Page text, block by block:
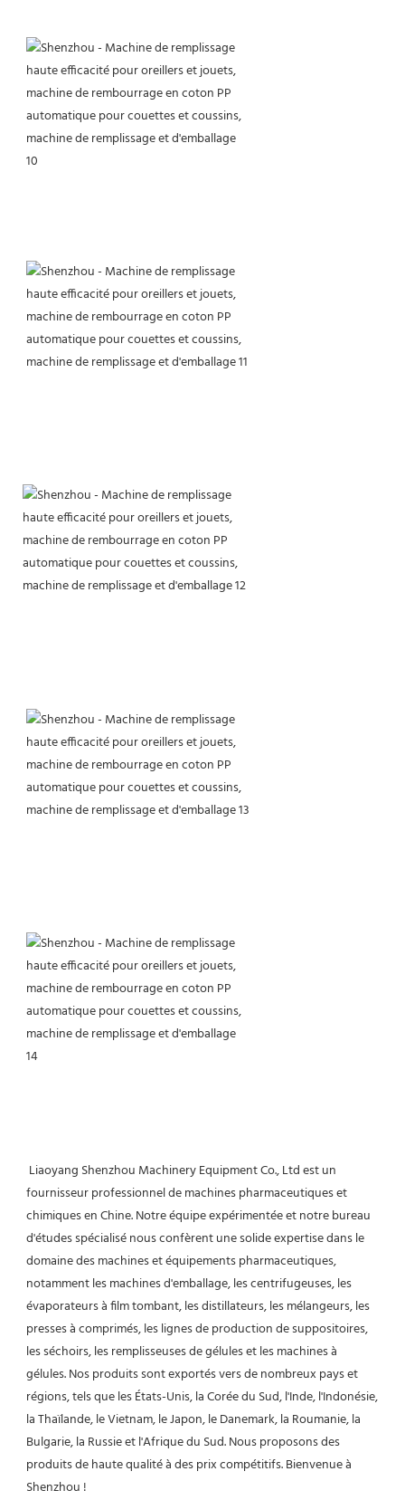
fournisseur professionnel de machines pharmaceutiques et
chimiques en Chine. Notre équipe expérimentée et notre bureau
d'études spécialisé nous confèrent une solide expertise dans le
domaine des machines et équipements pharmaceutiques,
notamment les machines d'emballage, les centrifugeuses, les
évaporateurs à film tombant, les distillateurs, les mélangeurs, les
presses à comprimés, les lignes de production de suppositoires,
les séchoirs, les remplisseuses de gélules et les machines à
gélules. Nos produits sont exportés vers de nombreux pays et
régions, tels que les États-Unis, la Corée du Sud, l'Inde, l'Indonésie,
la Thaïlande, le Vietnam, le Japon, le Danemark, la Roumanie, la
Bulgarie, la Russie et l'Afrique du Sud. Nous proposons des
produits de haute qualité à des prix compétitifs. Bienvenue à
Shenzhou !